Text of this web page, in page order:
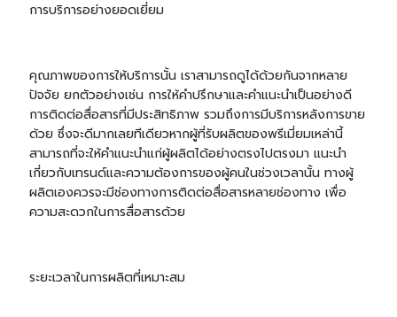
การบริการอย่างยอดเยี่ยม
คุณภาพของการให้บริการนั้น เราสามารถดูได้ด้วยกันจากหลาย
ปัจจัย ยกตัวอย่างเช่น การให้คำปรึกษาและคำแนะนำเป็นอย่างดี
การติดต่อสื่อสารที่มีประสิทธิภาพ รวมถึงการมีบริการหลังการขาย
ด้วย ซึ่งจะดีมากเลยทีเดียวหากผู้ที่รับผลิตของพรีเมี่ยมเหล่านี้
สามารถที่จะให้คำแนะนำแก่ผู้ผลิตได้อย่างตรงไปตรงมา แนะนำ
เกี่ยวกับเทรนด์และความต้องการของผู้คนในช่วงเวลานั้น ทางผู้
ผลิตเองควรจะมีช่องทางการติดต่อสื่อสารหลายช่องทาง เพื่อ
ความสะดวกในการสื่อสารด้วย
ระยะเวลาในการผลิตที่เหมาะสม